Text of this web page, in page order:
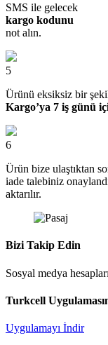
SMS ile gelecek
kargo kodunu
not alın.
5
Ürünü eksiksiz bir
Kargo’ya 7 iş günü
6
Ürün bize ulaştıktan
iade talebiniz
aktarılır.
Bizi Takip Edin
Sosyal medya
Turkcell
Uygulamayı İndir